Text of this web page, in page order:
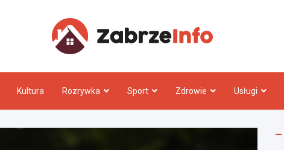
Kultura Rozrywka Sport Zdrowie Usługi